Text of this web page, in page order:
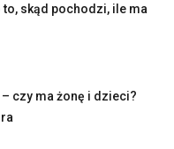
to, skąd pochodzi, ile ma
czy ma żonę i dzieci?